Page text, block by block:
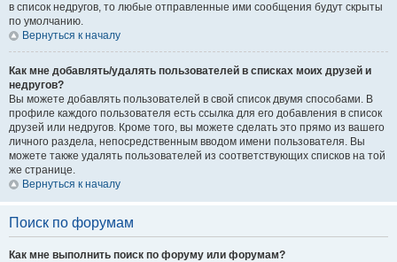
в список недругов, то любые отправленные ими сообщения будут скрыты
по умолчанию.
Вернуться к началу
Как мне добавлять/удалять пользователей в списках моих друзей и
недругов?
Вы можете добавлять пользователей в свой список двумя способами. В
профиле каждого пользователя есть ссылка для его добавления в список
друзей или недругов. Кроме того, вы можете сделать это прямо из вашего
личного раздела, непосредственным вводом имени пользователя. Вы
можете также удалять пользователей из соответствующих списков на той
же странице.
Вернуться к началу
Поиск по форумам
Как мне выполнить поиск по форуму или форумам?